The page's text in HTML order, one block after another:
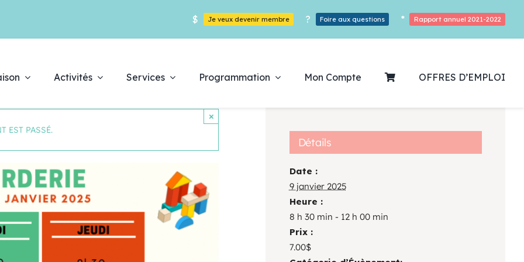
$ Je veux devenir membre ? Foire aux questions * Rapport annuel 2021-2022
Activités Services Programmation
Découvrez notre
programmation
Des Heures De Plaisirs!
Mon Compte OFFRES D’EMPLOI
EST PASSÉ.
×
Détails
Date :
9 janvier 2025
Heure :
8 h 30 min - 12 h 00 min
Prix :
7.00$